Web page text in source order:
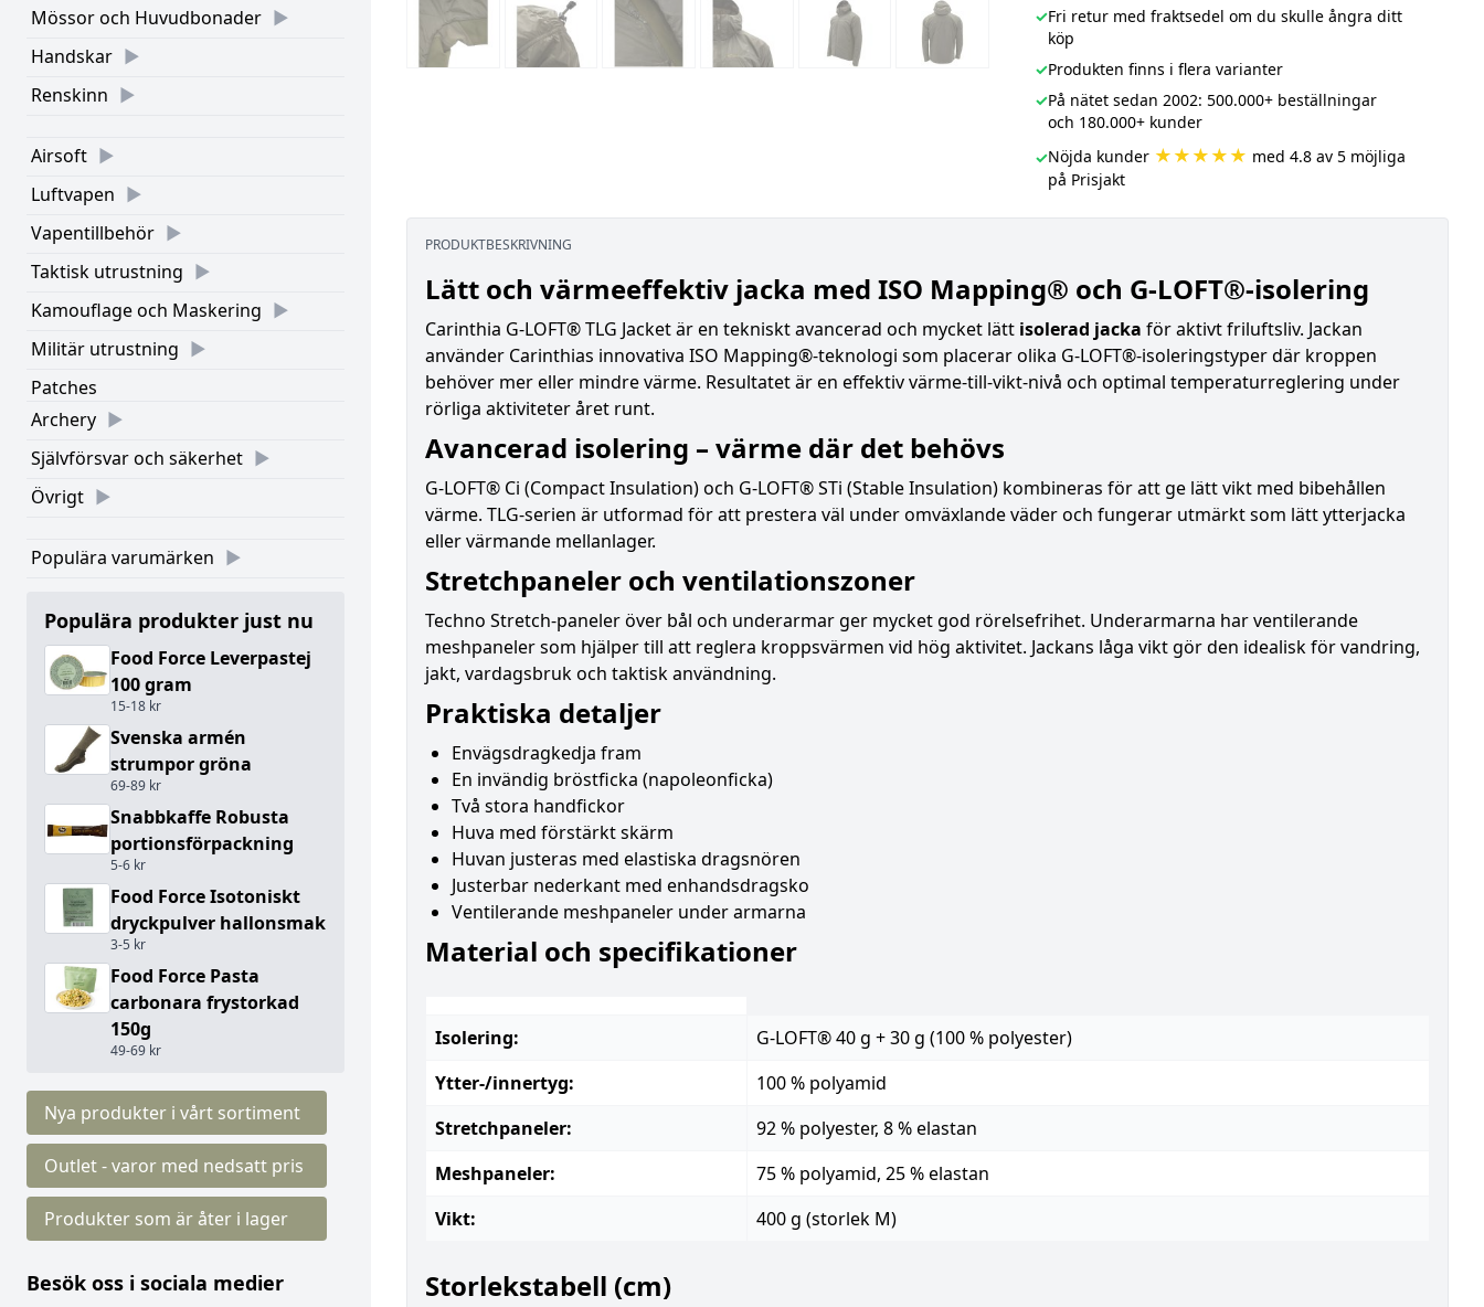
Mössor och Huvudbonader
Handskar
Renskinn
Airsoft
Luftvapen
Vapentillbehör
Taktisk utrustning
Kamouflage och Maskering
Militär utrustning
Patches
Archery
Självförsvar och säkerhet
Övrigt
Populära varumärken
Populära produkter just nu
Food Force Leverpastej
100 gram
15-18 kr
Svenska armén
strumpor gröna
69-89 kr
Snabbkaffe Robusta
portionsförpackning
5-6 kr
Food Force Isotoniskt
dryckpulver hallonsmak
3-5 kr
Food Force Pasta
carbonara frystorkad
150g
49-69 kr
Nya produkter i vårt sortiment
Outlet - varor med nedsatt pris
Produkter som är åter i lager
Besök oss i sociala medier
✓Fri retur med fraktsedel om du skulle ångra ditt
köp
✓Produkten finns i flera varianter
✓På nätet sedan 2002: 500.000+ beställningar
och 180.000+ kunder
✓Nöjda kunder ★★★★★ med 4.8 av 5 möjliga
på Prisjakt
PRODUKTBESKRIVNING
Lätt och värmeeffektiv jacka med ISO Mapping® och G-LOFT®-isolering
Carinthia G-LOFT® TLG Jacket är en tekniskt avancerad och mycket lätt isolerad jacka för aktivt friluftsliv. Jackan
använder Carinthias innovativa ISO Mapping®-teknologi som placerar olika G-LOFT®-isoleringstyper där kroppen
behöver mer eller mindre värme. Resultatet är en effektiv värme-till-vikt-nivå och optimal temperaturreglering under
rörliga aktiviteter året runt.
Avancerad isolering – värme där det behövs
G-LOFT® Ci (Compact Insulation) och G-LOFT® STi (Stable Insulation) kombineras för att ge lätt vikt med bibehållen
värme. TLG-serien är utformad för att prestera väl under omväxlande väder och fungerar utmärkt som lätt ytterjacka
eller värmande mellanlager.
Stretchpaneler och ventilationszoner
Techno Stretch-paneler över bål och underarmar ger mycket god rörelsefrihet. Underarmarna har ventilerande
meshpaneler som hjälper till att reglera kroppsvärmen vid hög aktivitet. Jackans låga vikt gör den idealisk för vandring,
jakt, vardagsbruk och taktisk användning.
Praktiska detaljer
Envägsdragkedja fram
En invändig bröstficka (napoleonficka)
Två stora handfickor
Huva med förstärkt skärm
Huvan justeras med elastiska dragsnören
Justerbar nederkant med enhandsdragsko
Ventilerande meshpaneler under armarna
Material och specifikationer
Isolering:
G-LOFT® 40 g + 30 g (100 % polyester)
Ytter-/innertyg:
100 % polyamid
Stretchpaneler:
92 % polyester, 8 % elastan
Meshpaneler:
75 % polyamid, 25 % elastan
Vikt:
400 g (storlek M)
Storlekstabell (cm)